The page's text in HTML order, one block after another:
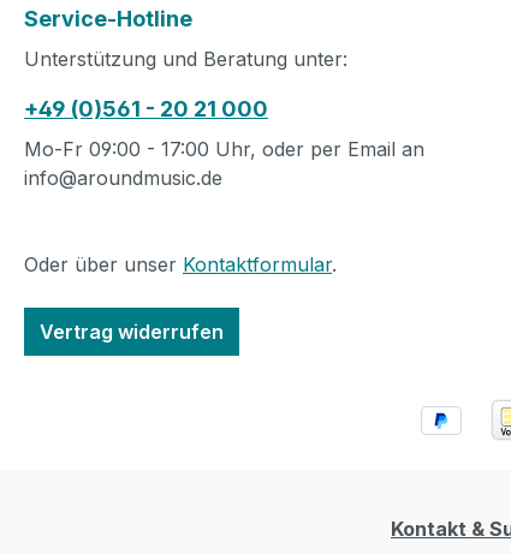
Service-Hotline
Unterstützung und Beratung unter:
+49 (0)561 - 20 21 000
Mo-Fr 09:00 - 17:00 Uhr, oder per Email an
info@aroundmusic.de
Oder über unser Kontaktformular.
Vertrag widerrufen
Kontakt &